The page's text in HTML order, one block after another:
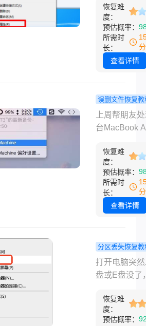
Win10/
测，精选8种
险、无副作
理方案。全
系统自带工
步操作精确
理释放
这样找回来
谱！
时候把一个
个月客户资
件夹给删了
站也顺手清
反应过来的
有怎么恢复
基本都是这
况：手一快
了，脑子一
白。别慌，
按从免费到
从简单到复
序，把我自
和帮别人处
清空、U盘文
失、格式化
损坏这些常
行。
恢复难
度：
预估概率：
所需时
长：
查看详情
误删文件恢复教
Mac上误删
别慌，我试
法！
上周帮朋友
台MacBook
的毕业论文
手滑删了，
也清空了。
第一反应是：
慌，Mac电
以试。”他半
地让我操作
还真把论文
了。今天就
方法按从易
顺序整理出
盖误删、格
恢复难
度：
预估概率：
所需时
长：
查看详情
分区丢失恢复教
区突然不见
据还能找回
实管用！
打开电脑突
盘或E盘没了
的文件、照
作资料全都
恢复难
度：
预估概率：